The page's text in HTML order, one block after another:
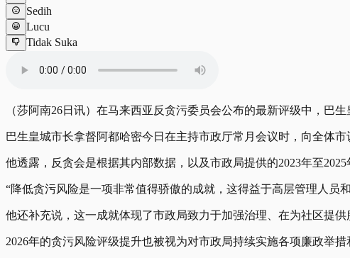
Sedih
Lucu
Tidak Suka
（莎阿南26日讯）在马来西亚反贪污委员会公布的最新评级中，巴
巴生皇城市长拿督阿都哈密今日在主持市政厅常月会议时，向全体市
他透露，反贪会是根据其内部数据，以及市政局提供的2023年至2025
“降低贪污风险是一项非常值得骄傲的成就，这得益于高层管理人员
他还补充说，这一成就体现了市政局致力于加强治理、在为社区提供
2026年的贪污风险评级提升也被视为对市政局持续实施各项廉政举措